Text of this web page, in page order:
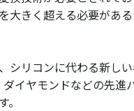
大きく超える必要があ
シリコンに代わる新し
ダイヤモンドなどの先進